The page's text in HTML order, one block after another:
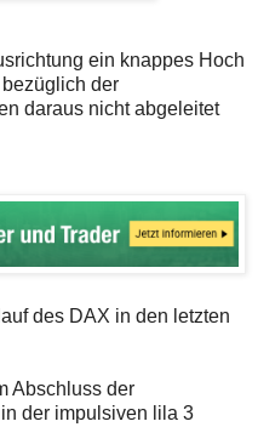
ein knappes Hoch
der
daraus nicht abgeleitet
des DAX in den letzten
Abschluss der
der impulsiven lila 3